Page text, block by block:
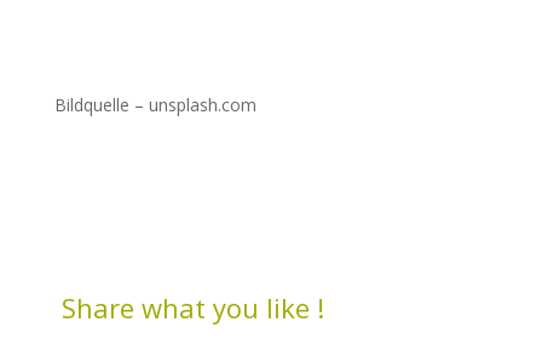
Bildquelle – unsplash.com
Share what you like !